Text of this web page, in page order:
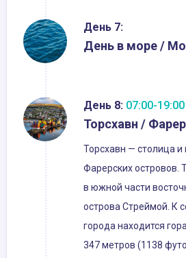
День 7:
День в море /
День 8: 07:00-19:00
Торсхавн /
Торсхавн — столица
Фарерских островов.
в южной части
острова Стреймой. К
города находится
347 метров (1138